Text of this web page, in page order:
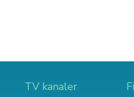
TV kanaler